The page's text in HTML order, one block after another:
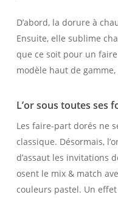
D’abord, la dorure à
Ensuite, elle sublime
que ce soit pour un
modèle haut de
L’or sous toutes ses
Les faire-part dorés ne
classique. Désormais,
d’assaut les invitations
osent le mix & match
couleurs pastel. Un